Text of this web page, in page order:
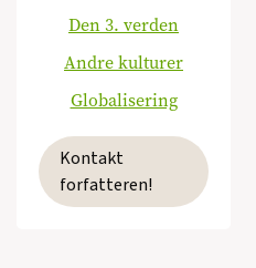
Den 3. verden
Andre kulturer
Globalisering
Kontakt
forfatteren!